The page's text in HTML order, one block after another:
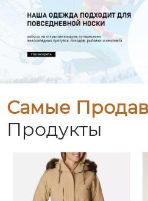
Самые
Продукты